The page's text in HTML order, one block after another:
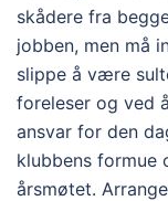
skådere fra
jobben, men må
slippe å være
foreleser og ved
ansvar for den
klubbens
årsmøtet.